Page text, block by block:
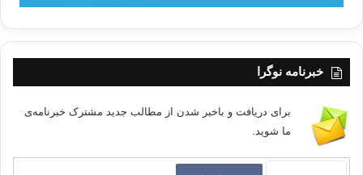
خبرنامه نوگرا
برای دریافت و باخبر شدن از مطالب جدید مشترک خبرنامه‌ی
ما شوید.